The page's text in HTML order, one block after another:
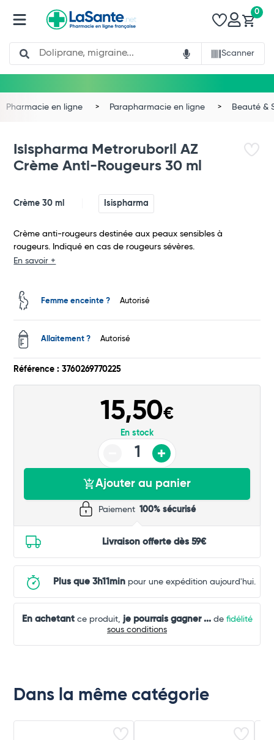
Search
Scanner
0
Total
Commander
Pharmacie en ligne Parapharmacie en ligne Beauté &
Isispharma Metroruboril AZ
Crème Anti-Rougeurs 30 ml
Crème 30 ml Isispharma
Crème anti-rougeurs destinée aux peaux sensibles à
rougeurs. Indiqué en cas de rougeurs sévères.
En savoir +
Femme enceinte ? Autorisé
Allaitement ? Autorisé
Référence : 3760269770225
15,50€
En stock
Ajouter au panier
Paiement 100% sécurisé
Livraison offerte dès 59€
Plus que 3h11minpour une expédition aujourd'hui.
En achetantce produit, je pourrais gagner ...de fidélité
sous conditions
Dans la même catégorie